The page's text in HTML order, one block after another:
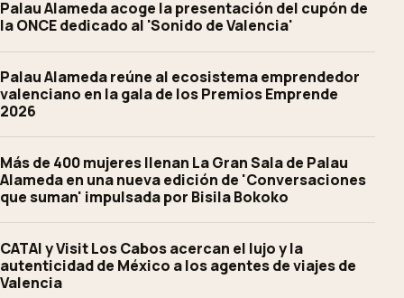
Palau Alameda acoge la presentación del cupón de
la ONCE dedicado al 'Sonido de Valencia'
Palau Alameda reúne al ecosistema emprendedor
valenciano en la gala de los Premios Emprende
2026
Más de 400 mujeres llenan La Gran Sala de Palau
Alameda en una nueva edición de 'Conversaciones
que suman' impulsada por Bisila Bokoko
CATAI y Visit Los Cabos acercan el lujo y la
autenticidad de México a los agentes de viajes de
Valencia